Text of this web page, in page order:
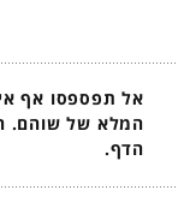
אל תפספסו אף
המלא של שוהם.
הדף.